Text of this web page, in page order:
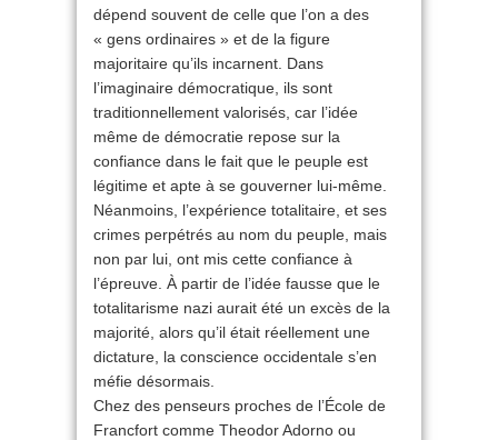
dépend souvent de celle que l’on a des
« gens ordinaires » et de la figure
majoritaire qu’ils incarnent. Dans
l’imaginaire démocratique, ils sont
traditionnellement valorisés, car l’idée
même de démocratie repose sur la
confiance dans le fait que le peuple est
légitime et apte à se gouverner lui-même.
Néanmoins, l’expérience totalitaire, et ses
crimes perpétrés au nom du peuple, mais
non par lui, ont mis cette confiance à
l’épreuve. À partir de l’idée fausse que le
totalitarisme nazi aurait été un excès de la
majorité, alors qu’il était réellement une
dictature, la conscience occidentale s’en
méfie désormais.
Chez des penseurs proches de l’École de
Francfort comme Theodor Adorno ou